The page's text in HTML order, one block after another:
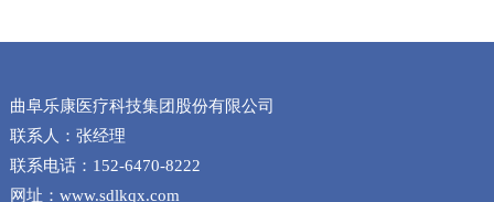
曲阜乐康医疗科技集团股份有限公司
联系人：张经理
联系电话：152-6470-8222
网址：www.sdlkqx.com